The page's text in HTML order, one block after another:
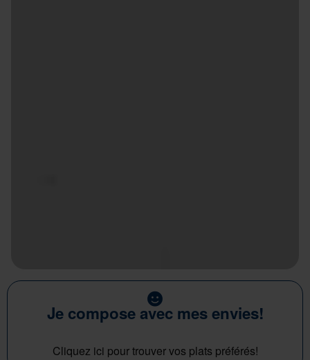
Je compose avec mes envies!
Cliquez ici pour trouver vos plats préférés!